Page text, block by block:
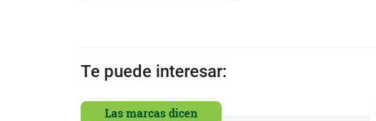
Te puede interesar:
Las marcas dicen